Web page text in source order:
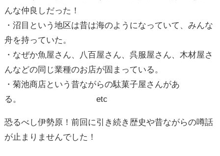
んな仲良しだった！
・沼目という地区は昔は海のようになっていて、みんな
舟を持っていた。
・なぜか魚屋さん、八百屋さん、呉服屋さん、木材屋さ
んなどの同じ業種のお店が固まっている。
・菊池商店という昔ながらの駄菓子屋さんがあ
る。 etc
恐るべし伊勢原！前回に引き続き歴史や昔ながらの噂話
が止まりませんでした！